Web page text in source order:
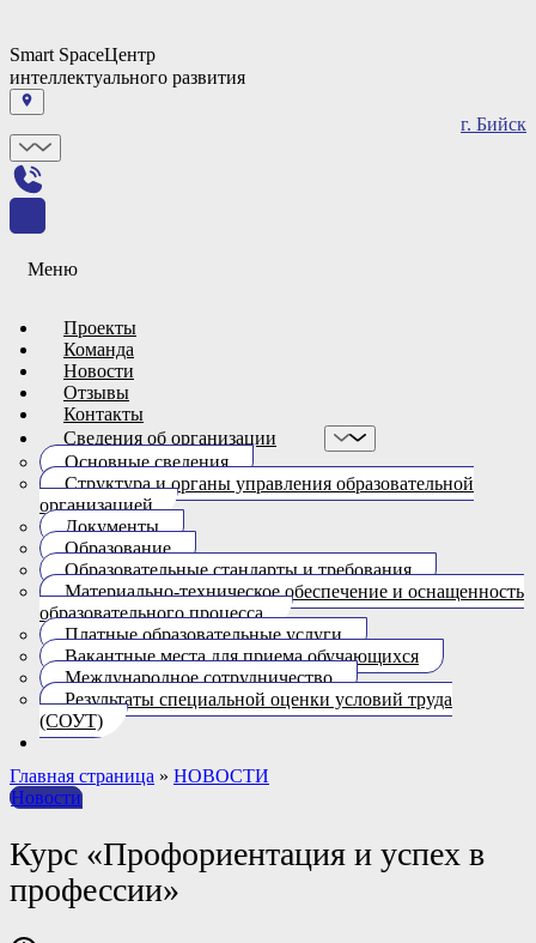
Smart SpaceЦентр
интеллектуального развития
г. Бийск
Меню
Проекты
Команда
Новости
Отзывы
Контакты
Сведения об организации
Основные сведения
Структура и органы управления образовательной
организацией
Документы
Образование
Образовательные стандарты и требования
Материально-техническое обеспечение и оснащенность
образовательного процесса.
Платные образовательные услуги
Вакантные места для приема обучающихся
Международное сотрудничество
Результаты специальной оценки условий труда
(СОУТ)
Главная страница » НОВОСТИ
Новости
Курс «Профориентация и успех в
профессии»